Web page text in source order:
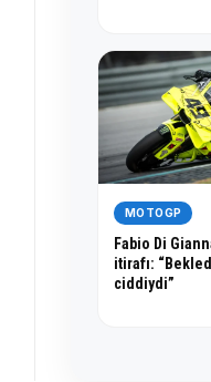
MOTOGP
Fabio Di
itirafı:
ciddiydi”